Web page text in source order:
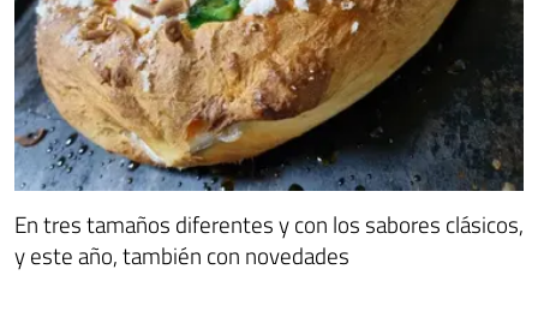
En tres tamaños diferentes y con los sabores clásicos,
y este año, también con novedades